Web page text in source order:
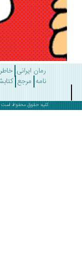
رمان ایرانی خاطره،
مرجع کتابشناسی
کلیه حقوق محفوظ است و